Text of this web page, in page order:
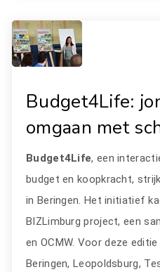
Budget4Life:
omgaan met
Budget4Life, een
budget en koopkracht,
in Beringen. Het initiatief
BIZLimburg project, een
en OCMW. Voor deze editie
Beringen, Leopoldsburg,